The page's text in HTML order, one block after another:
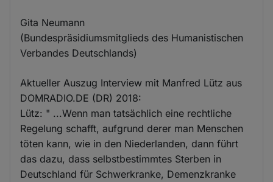
Gita Neumann
(Bundespräsidiumsmitglieds des Humanistischen
Verbandes Deutschlands)
Aktueller Auszug Interview mit Manfred Lütz aus
DOMRADIO.DE (DR) 2018:
Lütz: " ...Wenn man tatsächlich eine rechtliche
Regelung schafft, aufgrund derer man Menschen
töten kann, wie in den Niederlanden, dann führt
das dazu, dass selbstbestimmtes Sterben in
Deutschland für Schwerkranke, Demenzkranke